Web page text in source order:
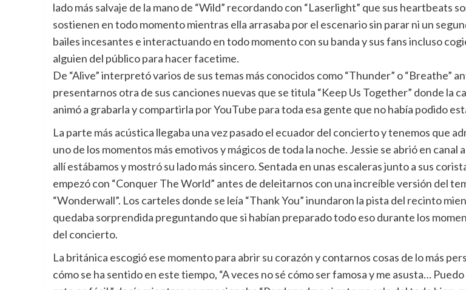
lado más salvaje de la mano de “Wild” recordando con “Laserlight” que sus heartbeats
sostienen en todo momento mientras ella arrasaba por el escenario sin parar ni un
bailes incesantes e interactuando en todo momento con su banda y sus fans incluso
alguien del público para hacer facetime.
De “Alive” interpretó varios de sus temas más conocidos como “Thunder” o “Breathe”
presentarnos otra de sus canciones nuevas que se titula “Keep Us Together” donde la
animó a grabarla y compartirla por YouTube para toda esa gente que no había podido
La parte más acústica llegaba una vez pasado el ecuador del concierto y tenemos que
uno de los momentos más emotivos y mágicos de toda la noche. Jessie se abrió en canal
allí estábamos y mostró su lado más sincero. Sentada en unas escaleras junto a sus
empezó con “Conquer The World” antes de deleitarnos con una increíble versión del
“Wonderwall”. Los carteles donde se leía “Thank You” inundaron la pista del recinto
quedaba sorprendida preguntando que si habían preparado todo eso durante los
del concierto.
La británica escogió ese momento para abrir su corazón y contarnos cosas de lo más
cómo se ha sentido en este tiempo, “A veces no sé cómo ser famosa y me asusta…